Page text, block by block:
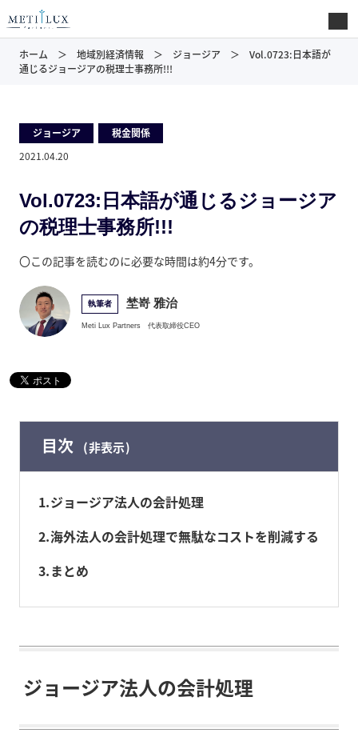
ホーム 地域別経済情報 ジョージア
Vol.0723:日本語が
通じるジョージアの税理士事務所!!!
ジョージア
税金関係
2021.04.20
Vol.0723:日本語が通じるジョージア
の税理士事務所!!!
〇この記事を読むのに必要な時間は約4分です。
執筆者 埜嵜 雅治
Meti Lux Partners 代表取締役CEO
目次 非表示
1 ジョージア法人の会計処理
2 海外法人の会計処理で無駄なコストを削減する
3 まとめ
ジョージア法人の会計処理